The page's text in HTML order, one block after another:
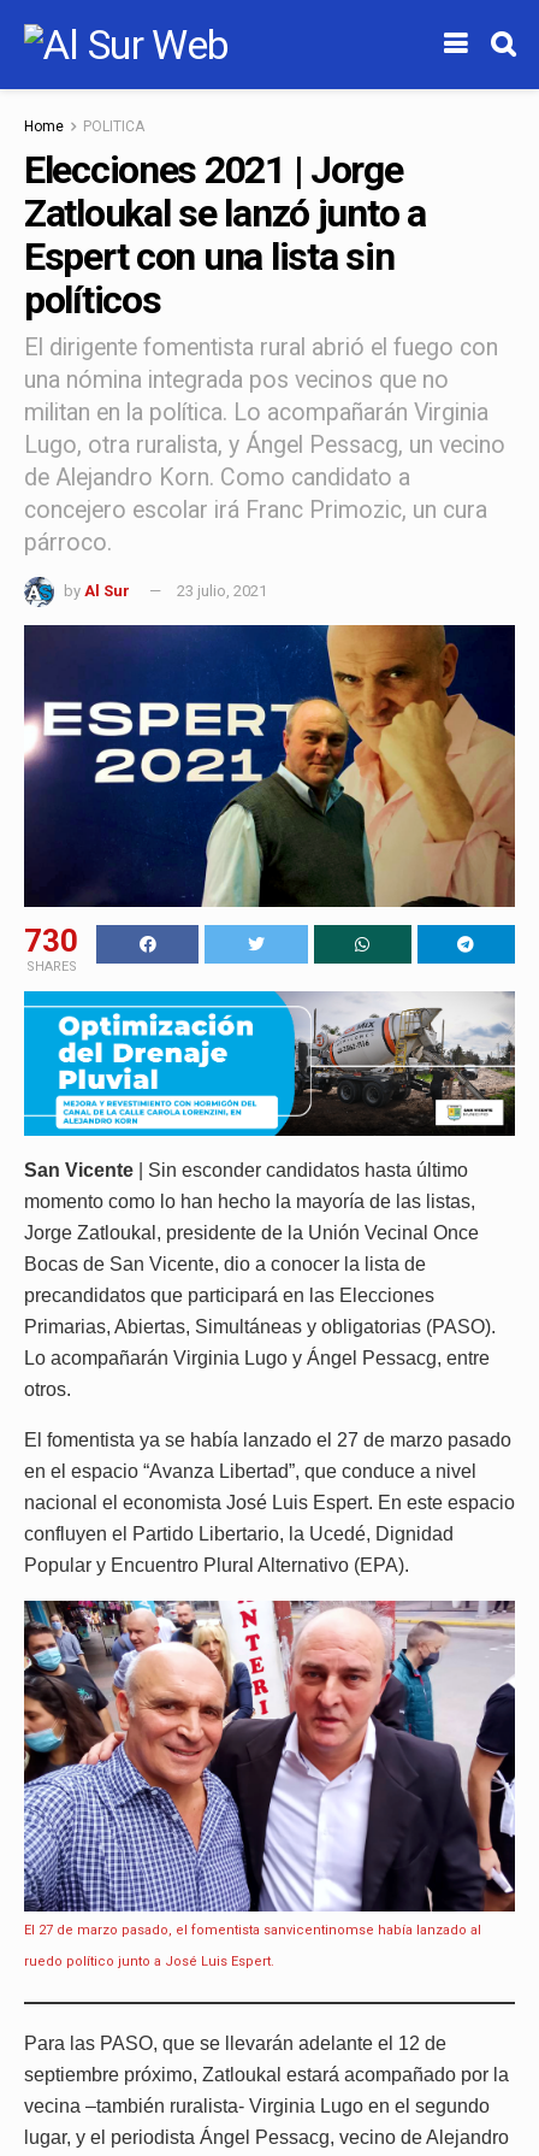
Home POLITICA
Elecciones 2021 | Jorge
Zatloukal se lanzó junto a
Espert con una lista sin
políticos
El dirigente fomentista rural abrió el fuego con
una nómina integrada pos vecinos que no
militan en la política. Lo acompañarán Virginia
Lugo, otra ruralista, y Ángel Pessacg, un vecino
de Alejandro Korn. Como candidato a
concejero escolar irá Franc Primozic, un cura
párroco.
by Al Sur 23 julio, 2021
730
SHARES
San Vicente | Sin esconder candidatos hasta último
momento como lo han hecho la mayoría de las listas,
Jorge Zatloukal, presidente de la Unión Vecinal Once
Bocas de San Vicente, dio a conocer la lista de
precandidatos que participará en las Elecciones
Primarias, Abiertas, Simultáneas y obligatorias (PASO).
Lo acompañarán Virginia Lugo y Ángel Pessacg, entre
otros.
El fomentista ya se había lanzado el 27 de marzo pasado
en el espacio “Avanza Libertad”, que conduce a nivel
nacional el economista José Luis Espert. En este espacio
confluyen el Partido Libertario, la Ucedé, Dignidad
Popular y Encuentro Plural Alternativo (EPA).
El 27 de marzo pasado, el fomentista sanvicentinomse había lanzado al
ruedo político junto a José Luis Espert.
Para las PASO, que se llevarán adelante el 12 de
septiembre próximo, Zatloukal estará acompañado por la
vecina –también ruralista- Virginia Lugo en el segundo
lugar, y el periodista Ángel Pessacg, vecino de Alejandro